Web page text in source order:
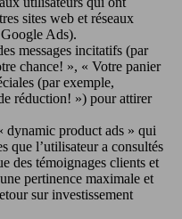
sites web et réseaux
Ads).
messages incitatifs (par
chance! », « Votre panier
(par exemple,
réduction! ») pour attirer
dynamic product ads » qui
que l’utilisateur a consultés
des témoignages clients et
pertinence maximale et
sur investissement